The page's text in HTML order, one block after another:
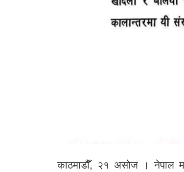
काठमाडौँ, २१ असोज । नेपाल